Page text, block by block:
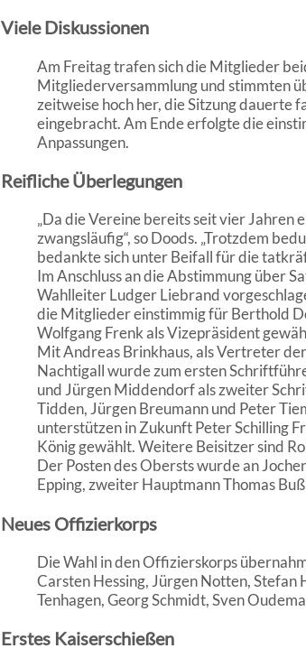
Viele Diskussionen
Am Freitag trafen sich die Mitglieder
Mitgliederversammlung und stimmten
zeitweise hoch her, die Sitzung dauerte
eingebracht. Am Ende erfolgte die
Anpassungen.
Reifliche Überlegungen
„Da die Vereine bereits seit vier Jahren
zwangsläufig“, so Doods. „Trotzdem
bedankte sich unter Beifall für die
Im Anschluss an die Abstimmung über
Wahlleiter Ludger Liebrand
die Mitglieder einstimmig für Berthold
Wolfgang Frenk als Vizepräsident
Mit Andreas Brinkhaus, als Vertreter
Nachtigall wurde zum ersten
und Jürgen Middendorf als zweiter
Tidden, Jürgen Breumann und Peter
unterstützen in Zukunft Peter Schilling
König gewählt. Weitere Beisitzer sind
Der Posten des Obersts wurde an
Epping, zweiter Hauptmann Thomas
Neues Offizierkorps
Die Wahl in den Offizierskorps
Carsten Hessing, Jürgen Notten,
Tenhagen, Georg Schmidt, Sven
Erstes Kaiserschießen